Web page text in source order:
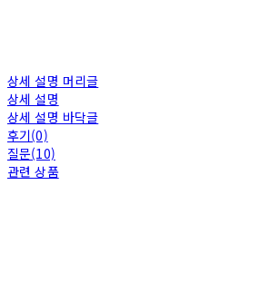
상세 설명 머리글
상세 설명
상세 설명 바닥글
후기(0)
질문(10)
관련 상품